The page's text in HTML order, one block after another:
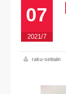
07
2021/7
raku-seitaiin